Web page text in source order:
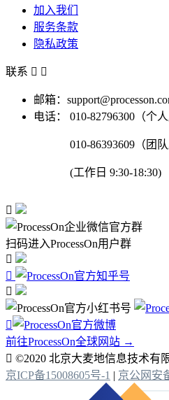
加入我们
服务条款
隐私政策
联系  
邮箱：
电话：
010-82796300（个人
010-86393609（团队
(工作日 9:30-18:30)

扫码进入ProcessOn用户群




前往ProcessOn全球网站 →
 ©2020 北京大麦地信息技术有
京ICP备15008605号-1 | 京公网安